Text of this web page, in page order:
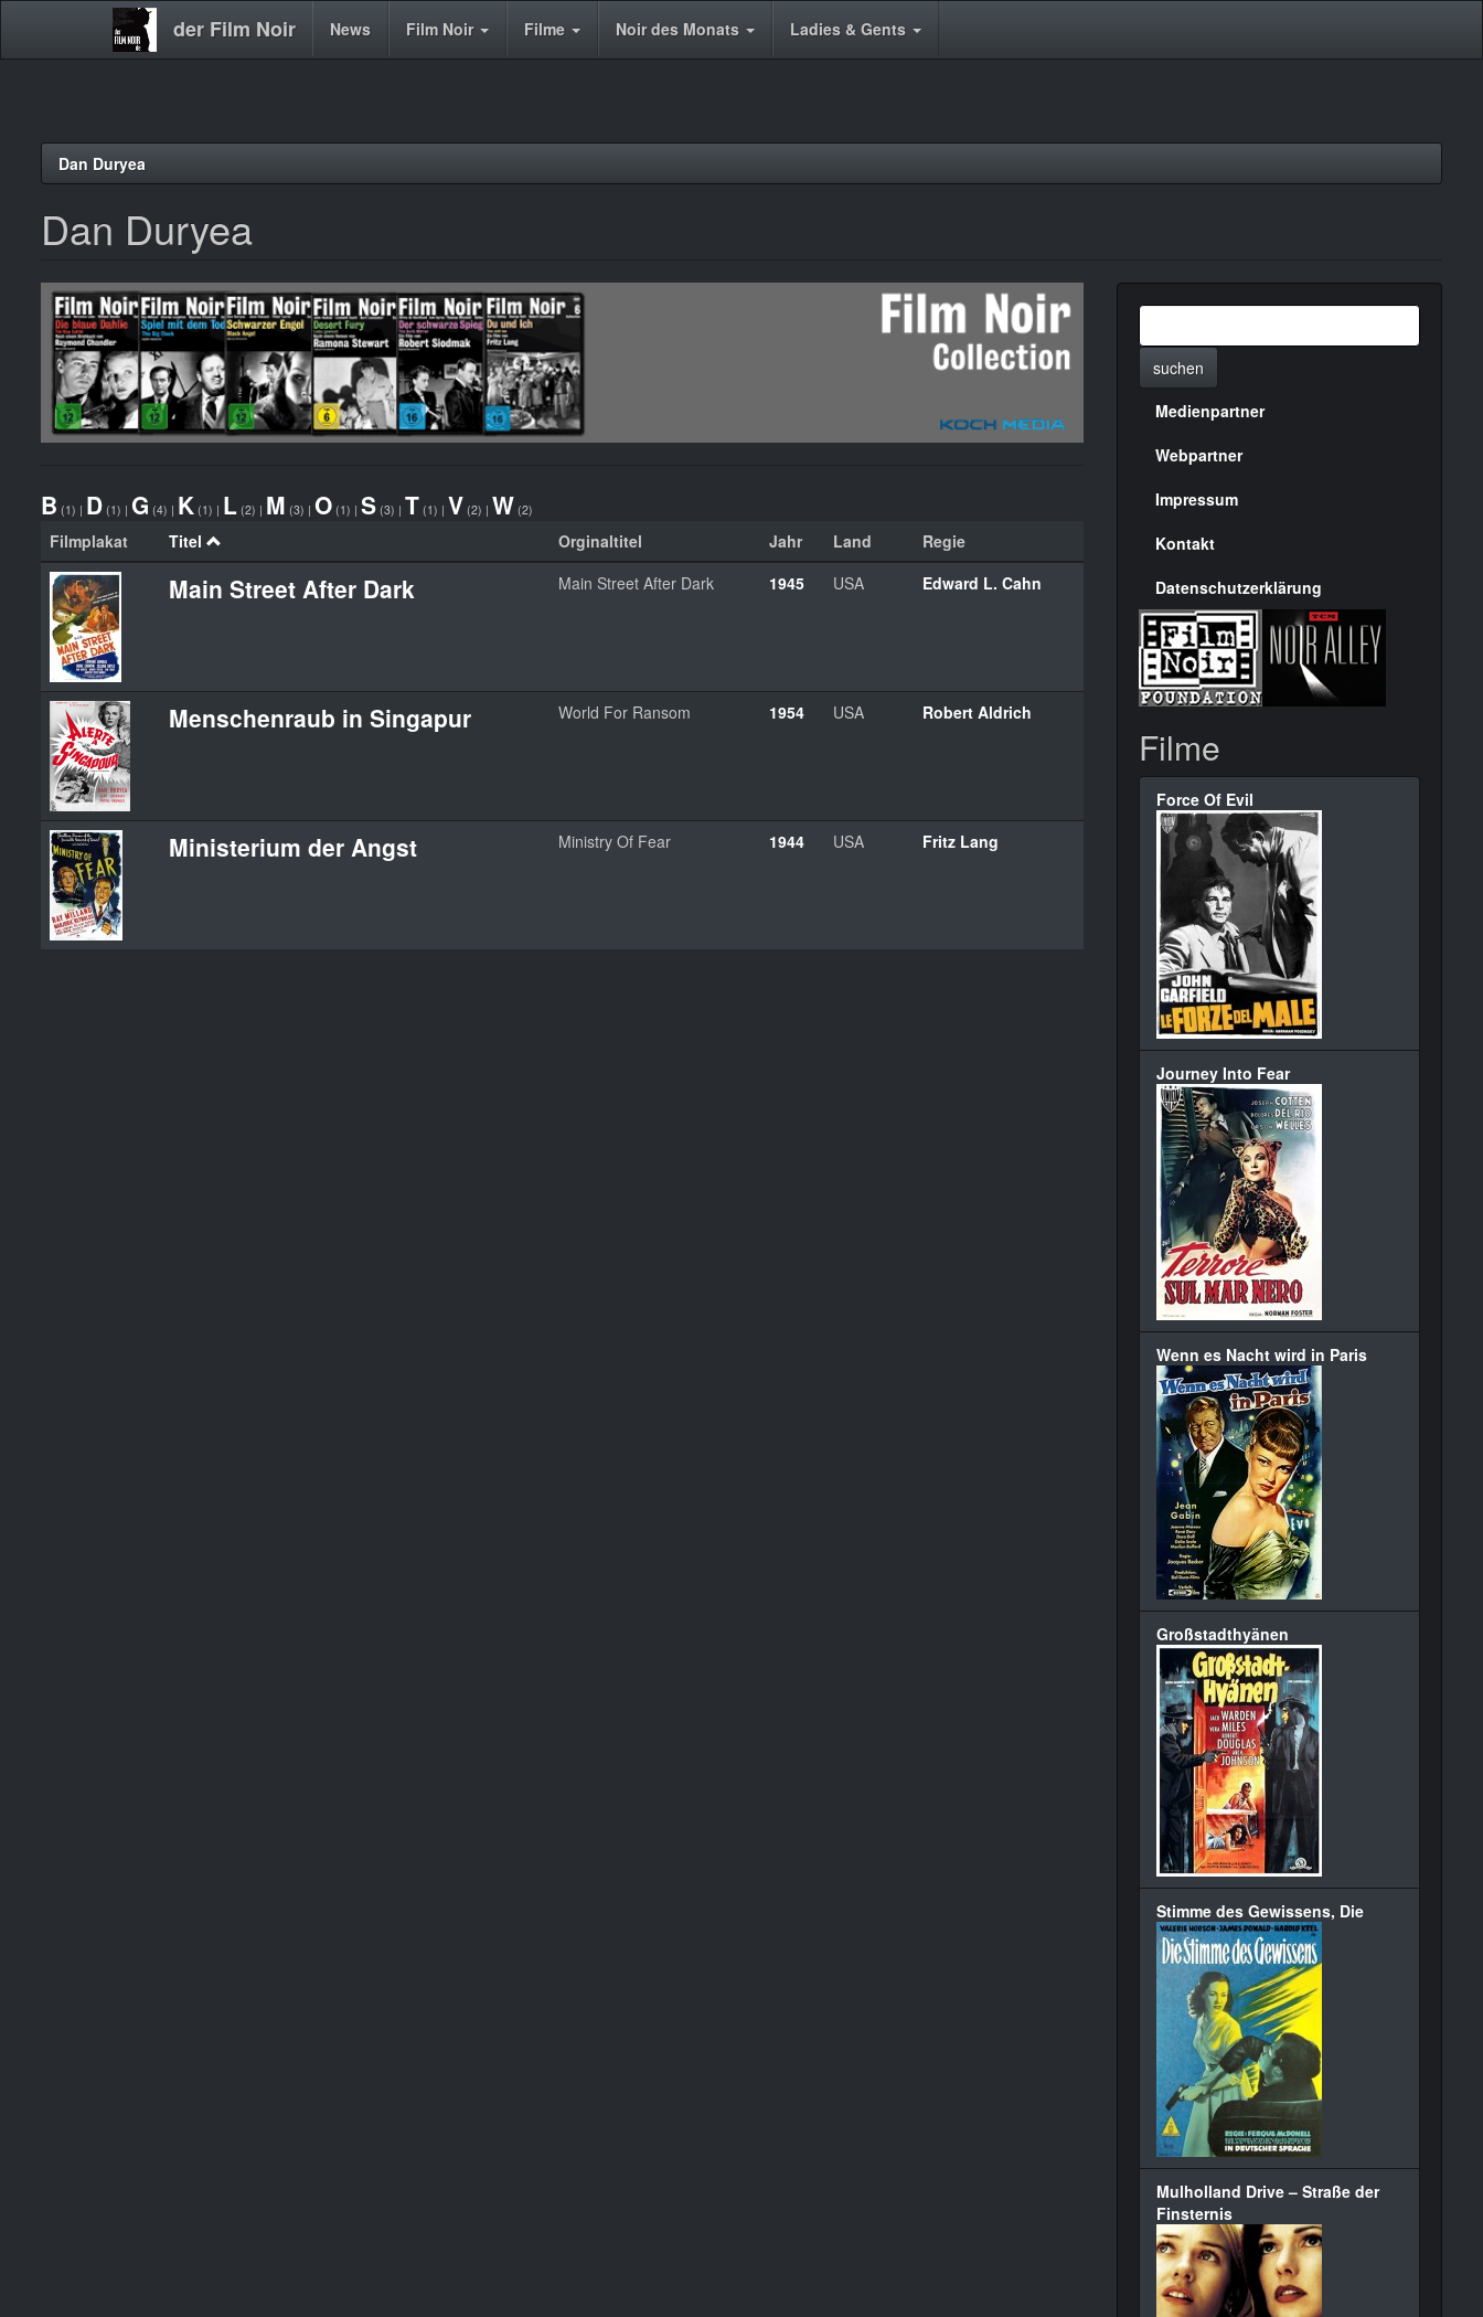
der Film Noir
Main News Film Noir Filme Noir des Monats Ladies & Gents
Dan Duryea
Dan Duryea
B (1) | D (1) | G (4) | K (1) | L (2) | M (3) | O (1) | S (3) | T (1) | V (2) | W (2)
Filmplakat Titel Orginaltitel Jahr Land Regie
Main Street After Dark Main Street After Dark 1945 USA Edward L. Cahn
Menschenraub in Singapur World For Ransom 1954 USA Robert Aldrich
Ministerium der Angst Ministry Of Fear 1944 USA Fritz Lang
suchen
Menülinks
rechte
Seite
Medienpartner
Webpartner
Impressum
Kontakt
Datenschutzerklärung
Filme
Force Of Evil
Journey Into Fear
Wenn es Nacht wird in Paris
Großstadthyänen
Stimme des Gewissens, Die
Mulholland Drive – Straße der
Finsternis